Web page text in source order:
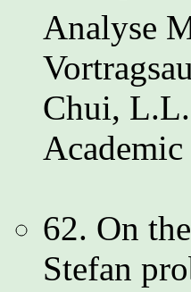
Analyse
Chui, L.L.
62. On
Stefan